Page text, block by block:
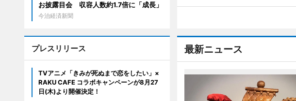
最新ニュース
お披露目会 収容人数約1.7倍に「成長」
今治経済新聞
プレスリリース
TVアニメ「きみが死ぬまで恋をしたい」×
RAKU CAFE コラボキャンペーンが8月27
日(木)より開催決定！